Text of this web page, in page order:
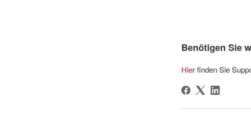
Benötigen Sie
Hierfinden Sie